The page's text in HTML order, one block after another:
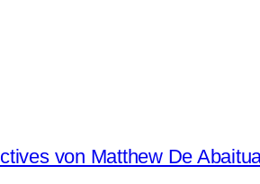
von Matthew De